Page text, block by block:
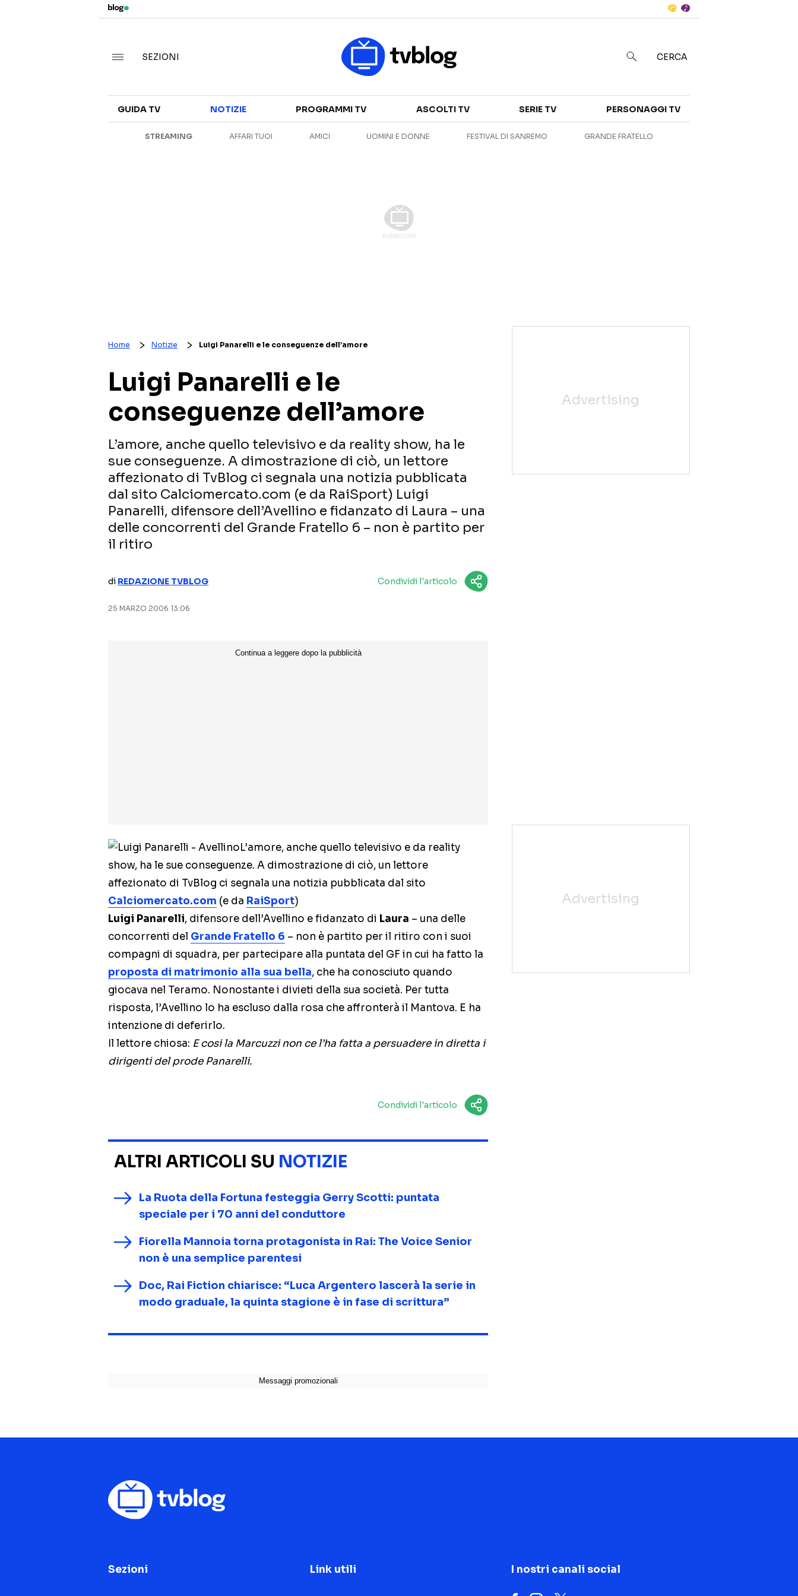
CANALI TV
SERIE TV
ANTEPRIME
SEZIONI CERCA
GUIDA TV NOTIZIE PROGRAMMI TV ASCOLTI TV SERIE TV PERSONAGGI TV
STREAMING AFFARI TUOI AMICI UOMINI E DONNE FESTIVAL DI SANREMO GRANDE FRATELLO
Home Notizie Luigi Panarelli e le conseguenze dell’amore
Luigi Panarelli e le
conseguenze dell’amore
L’amore, anche quello televisivo e da reality show, ha le
sue conseguenze. A dimostrazione di ciò, un lettore
affezionato di TvBlog ci segnala una notizia pubblicata
dal sito Calciomercato.com (e da RaiSport) Luigi
Panarelli, difensore dell’Avellino e fidanzato di Laura – una
delle concorrenti del Grande Fratello 6 – non è partito per
il ritiro
di REDAZIONE TVBLOG Condividi l'articolo
25 MARZO 2006 13:06
L’amore, anche quello televisivo e da reality
show, ha le sue conseguenze. A dimostrazione di ciò, un lettore
affezionato di TvBlog ci segnala una notizia pubblicata dal sito
Calciomercato.com (e da RaiSport)
Luigi Panarelli, difensore dell’Avellino e fidanzato di Laura – una delle
concorrenti del Grande Fratello 6 – non è partito per il ritiro con i suoi
compagni di squadra, per partecipare alla puntata del GF in cui ha fatto la
proposta di matrimonio alla sua bella, che ha conosciuto quando
giocava nel Teramo. Nonostante i divieti della sua società. Per tutta
risposta, l’Avellino lo ha escluso dalla rosa che affronterà il Mantova. E ha
intenzione di deferirlo.
Il lettore chiosa: E cosi la Marcuzzi non ce l’ha fatta a persuadere in diretta i
dirigenti del prode Panarelli.
Condividi l'articolo
ALTRI ARTICOLI SU NOTIZIE
La Ruota della Fortuna festeggia Gerry Scotti: puntata
speciale per i 70 anni del conduttore
Fiorella Mannoia torna protagonista in Rai: The Voice Senior
non è una semplice parentesi
Doc, Rai Fiction chiarisce: “Luca Argentero lascerà la serie in
modo graduale, la quinta stagione è in fase di scrittura”
Sezioni Link utili I nostri canali social